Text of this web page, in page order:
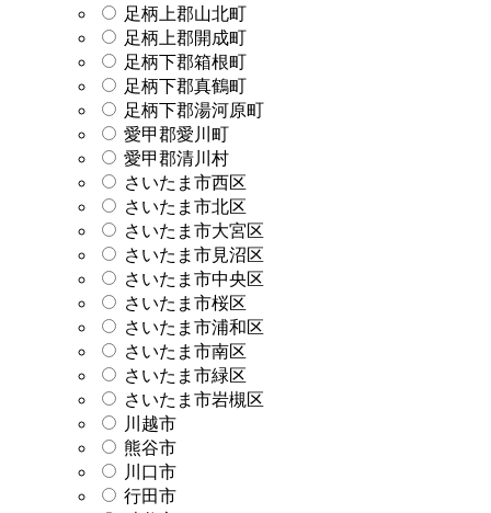
足柄上郡山北町
足柄上郡開成町
足柄下郡箱根町
足柄下郡真鶴町
足柄下郡湯河原町
愛甲郡愛川町
愛甲郡清川村
さいたま市西区
さいたま市北区
さいたま市大宮区
さいたま市見沼区
さいたま市中央区
さいたま市桜区
さいたま市浦和区
さいたま市南区
さいたま市緑区
さいたま市岩槻区
川越市
熊谷市
川口市
行田市